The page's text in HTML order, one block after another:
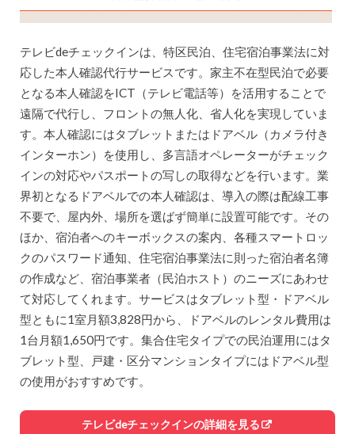
テレビdeチェックインは、特区民泊、住宅宿泊事業法に対
応した本人確認代行サービスです。家主不在型民泊で必要
となる本人確認をICT（テレビ電話等）を活用することで
遠隔で代行し、フロントの無人化、省人化を実現していま
す。本人確認にはタブレットまたはドアベル（カメラ付き
インターホン）を使用し、多言語オペレーターがチェック
インの対応やパスポートの写しの取得などを行います。業
界初となるドアベルでの本人確認は、導入の際は配線工事
不要で、屋内外、場所を選ばず簡単に設置可能です。その
ほか、宿泊者へのキーボックスの案内、各種スマートロッ
クのパスワード通知、住宅宿泊事業法に則った宿泊者名簿
の作成など、宿泊事業者（民泊ホスト）のニーズにあわせ
て対応してくれます。サービスはタブレット型・ドアベル
型ともに1室月額3,828円から、ドアベルのレンタル費用は
1台月額1,650円です。集合住宅タイプでの民泊運用にはタ
ブレット型、戸建・区分マンションタイプにはドアベル型
の使用がおすすめです。
テレビdeチェックインの詳細を見る